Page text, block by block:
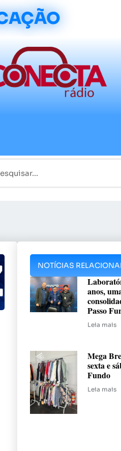
NOTÍCIAS
anos,
Passo
Leia mais
Mega
sexta e
Fundo
Leia mais